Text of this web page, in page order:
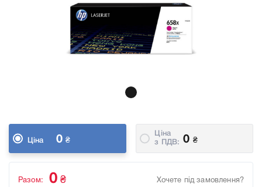
Ціна 0 ₴
Ціна
з ПДВ:
0 ₴
Хочете під замовлення?
Разом: 0 ₴